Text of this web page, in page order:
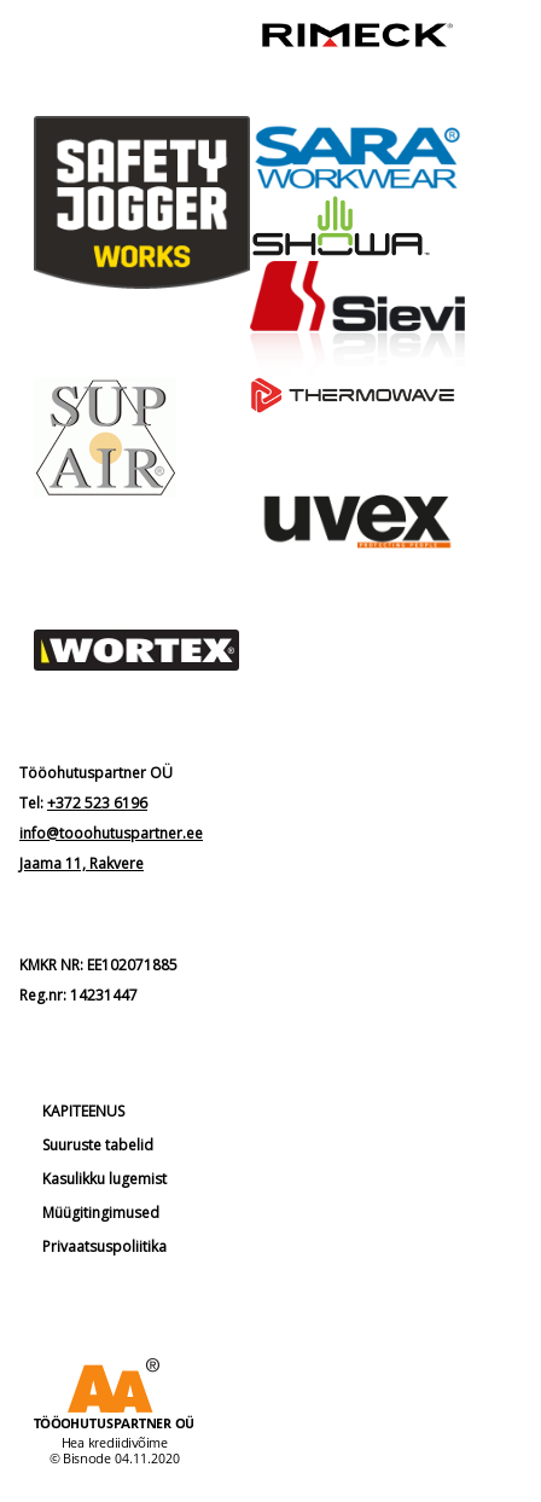
Tööohutuspartner OÜ
Tel:+372 523 6196
info@tooohutuspartner.ee
Jaama 11, Rakvere
KMKR NR: EE102071885
Reg.nr: 14231447
KAPITEENUS
Suuruste tabelid
Kasulikku lugemist
Müügitingimused
Privaatsuspoliitika